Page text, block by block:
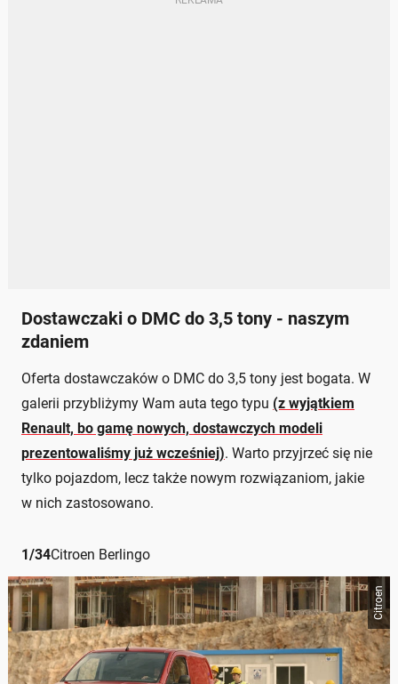
Dostawczaki o DMC do 3,5 tony - naszym
zdaniem
Oferta dostawczaków o DMC do 3,5 tony jest bogata. W
galerii przybliżymy Wam auta tego typu (z wyjątkiem
Renault, bo gamę nowych, dostawczych modeli
prezentowaliśmy już wcześniej). Warto przyjrzeć się nie
tylko pojazdom, lecz także nowym rozwiązaniom, jakie
w nich zastosowano.
1/34Citroen Berlingo
Citroen